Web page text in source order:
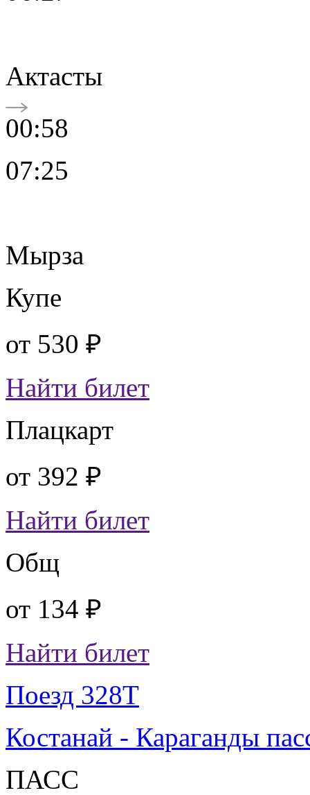
Актасты
00:58
07:25
Мырза
Купе
от 530 ₽
Найти билет
Плацкарт
от 392 ₽
Найти билет
Общ
от 134 ₽
Найти билет
Поезд 328Т
Костанай - Караганды
ПАСС